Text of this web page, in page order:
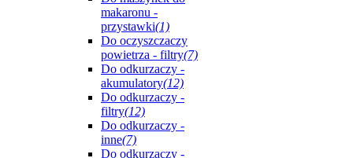
makaronu -
przystawki(1)
Do oczyszczaczy
powietrza - filtry(7)
Do odkurzaczy -
akumulatory(12)
Do odkurzaczy -
filtry(12)
Do odkurzaczy -
inne(7)
Do odkurzaczy -